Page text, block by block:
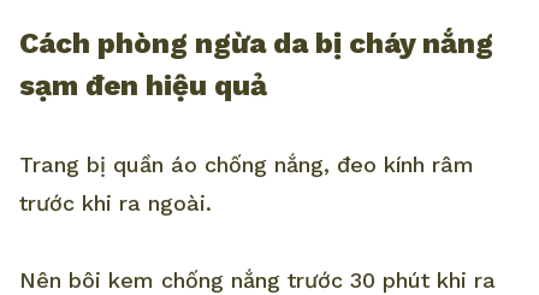
Cách phòng ngừa da bị cháy nắng
sạm đen hiệu quả
Trang bị quần áo chống nắng, đeo kính râm
trước khi ra ngoài.
Nên bôi kem chống nắng trước 30 phút khi ra